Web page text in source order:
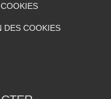
DES COOKIES